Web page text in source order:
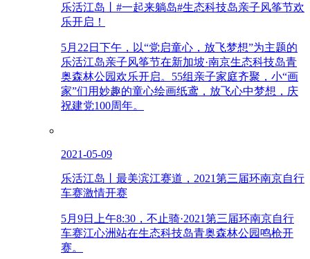
乐活江岛丨#一起来躺岛#生态科技岛亲子风筝节欢
乐开启！
5月22日下午，以“党启童心，放飞梦想”为主题的
乐活江岛亲子风筝节在新加坡·南京生态科技岛青
奥森林公园欢乐开启。55组亲子家庭齐聚，小“画
家”们用妙趣的童心绘画纸鸢，放飞心中梦想，庆
祝建党100周年。
2021-05-09
乐活江岛丨最美滨江赛道，2021第三届环南京自行
车赛激情开赛
5月9日上午8:30，不止骑·2021第三届环南京自行
车赛江心洲站在生态科技岛青奥森林公园鸣枪开
赛。